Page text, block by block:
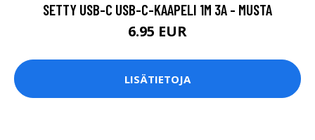
SETTY USB-C USB-C-KAAPELI 1M 3A - MUSTA
6.95 EUR
LISÄTIETOJA